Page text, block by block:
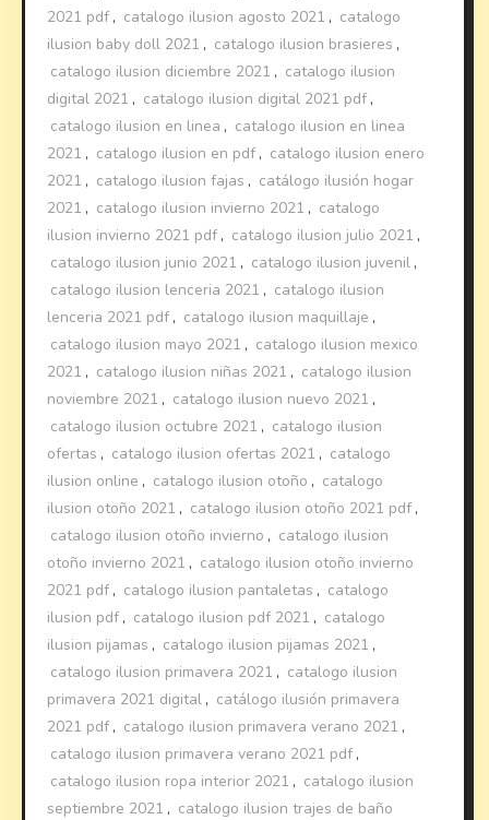
2021 pdf , catalogo ilusion agosto 2021 , catalogo
ilusion baby doll 2021 , catalogo ilusion brasieres ,
catalogo ilusion diciembre 2021 , catalogo ilusion
digital 2021 , catalogo ilusion digital 2021 pdf ,
catalogo ilusion en linea , catalogo ilusion en linea
2021 , catalogo ilusion en pdf , catalogo ilusion enero
2021 , catalogo ilusion fajas , catálogo ilusión hogar
2021 , catalogo ilusion invierno 2021 , catalogo
ilusion invierno 2021 pdf , catalogo ilusion julio 2021 ,
catalogo ilusion junio 2021 , catalogo ilusion juvenil ,
catalogo ilusion lenceria 2021 , catalogo ilusion
lenceria 2021 pdf , catalogo ilusion maquillaje ,
catalogo ilusion mayo 2021 , catalogo ilusion mexico
2021 , catalogo ilusion niñas 2021 , catalogo ilusion
noviembre 2021 , catalogo ilusion nuevo 2021 ,
catalogo ilusion octubre 2021 , catalogo ilusion
ofertas , catalogo ilusion ofertas 2021 , catalogo
ilusion online , catalogo ilusion otoño , catalogo
ilusion otoño 2021 , catalogo ilusion otoño 2021 pdf ,
catalogo ilusion otoño invierno , catalogo ilusion
otoño invierno 2021 , catalogo ilusion otoño invierno
2021 pdf , catalogo ilusion pantaletas , catalogo
ilusion pdf , catalogo ilusion pdf 2021 , catalogo
ilusion pijamas , catalogo ilusion pijamas 2021 ,
catalogo ilusion primavera 2021 , catalogo ilusion
primavera 2021 digital , catálogo ilusión primavera
2021 pdf , catalogo ilusion primavera verano 2021 ,
catalogo ilusion primavera verano 2021 pdf ,
catalogo ilusion ropa interior 2021 , catalogo ilusion
septiembre 2021 , catalogo ilusion trajes de baño